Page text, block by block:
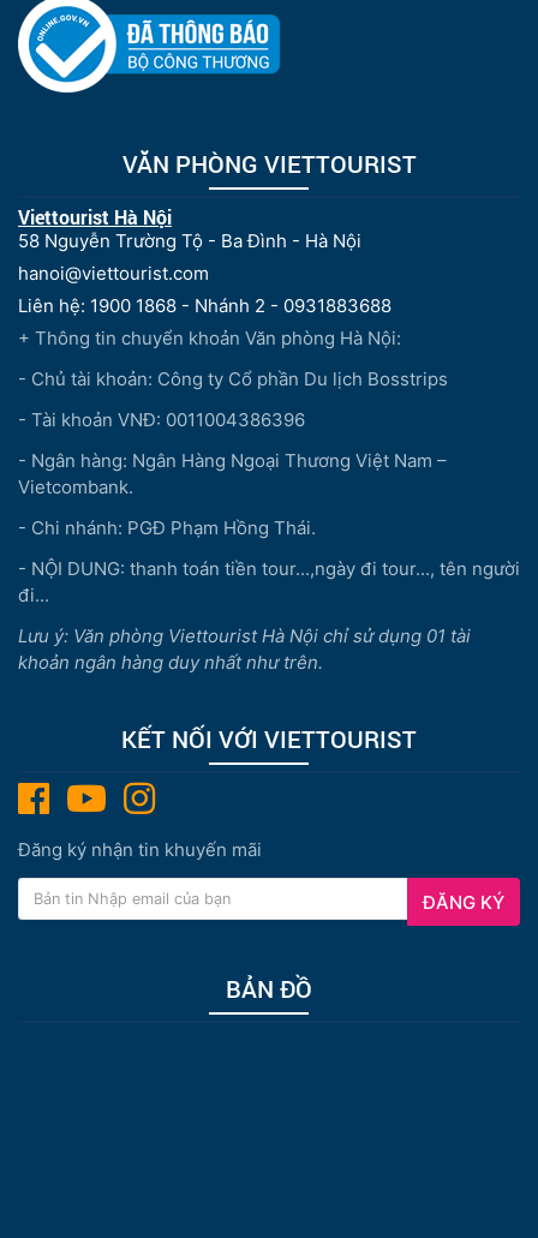
VĂN PHÒNG VIETTOURIST
Viettourist Hà Nội
58 Nguyễn Trường Tộ - Ba Đình - Hà Nội
hanoi@viettourist.com
Liên hệ: 1900 1868 - Nhánh 2 - 0931883688
+ Thông tin chuyển khoản Văn phòng Hà Nội:
- Chủ tài khoản: Công ty Cổ phần Du lịch Bosstrips
- Tài khoản VNĐ: 0011004386396
- Ngân hàng: Ngân Hàng Ngoại Thương Việt Nam –
Vietcombank.
- Chi nhánh: PGĐ Phạm Hồng Thái.
- NỘI DUNG: thanh toán tiền tour...,ngày đi tour..., tên người
đi...
Lưu ý: Văn phòng Viettourist Hà Nội chỉ sử dụng 01 tài
khoản ngân hàng duy nhất như trên.
KẾT NỐI VỚI VIETTOURIST
Đăng ký nhận tin khuyến mãi
ĐĂNG KÝ
BẢN ĐỒ